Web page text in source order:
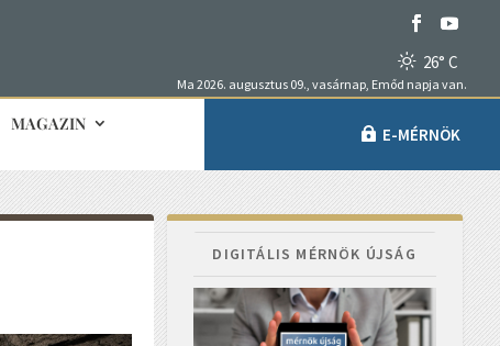
26° C
Ma 2026. augusztus 09., vasárnap, Emőd napja van.
MAGAZIN
E-MÉRNÖK
DIGITÁLIS MÉRNÖK ÚJSÁG